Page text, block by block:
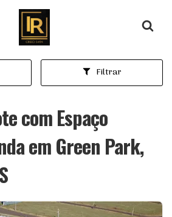
Página inicial
Filtrar
com Espaço
em Green Park,